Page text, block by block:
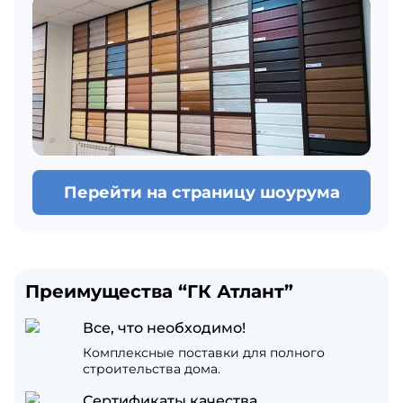
Перейти на страницу шоурума
Преимущества “ГК Атлант”
Все, что необходимо!
Комплексные поставки для полного
строительства дома.